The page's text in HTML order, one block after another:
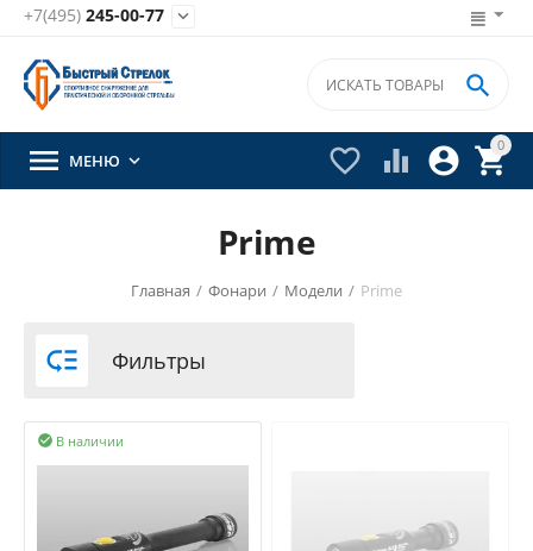
+7(495) 245-00-77 
0


 

 МЕНЮ 
Prime
Главная / Фонари / Модели / Prime
 Фильтры
В наличии
